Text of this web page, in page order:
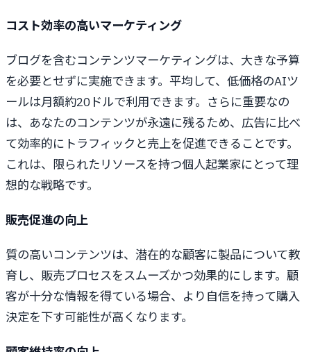
コスト効率の高いマーケティング
ブログを含むコンテンツマーケティングは、大きな予算
を必要とせずに実施できます。平均して、低価格のAIツ
ールは月額約20ドルで利用できます。さらに重要なの
は、あなたのコンテンツが永遠に残るため、広告に比べ
て効率的にトラフィックと売上を促進できることです。
これは、限られたリソースを持つ個人起業家にとって理
想的な戦略です。
販売促進の向上
質の高いコンテンツは、潜在的な顧客に製品について教
育し、販売プロセスをスムーズかつ効果的にします。顧
客が十分な情報を得ている場合、より自信を持って購入
決定を下す可能性が高くなります。